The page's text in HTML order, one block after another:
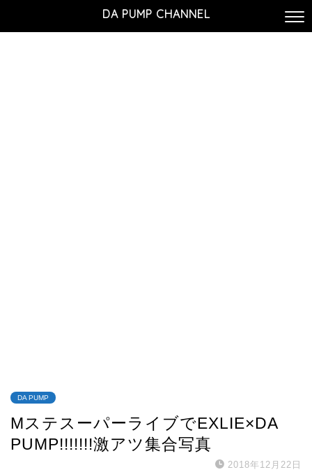
DA PUMP CHANNEL
DA PUMP
MステスーパーライブでEXLIE×DA
PUMP!!!!!!!激アツ集合写真
2018年12月22日